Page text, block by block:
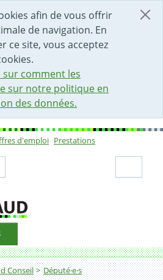
afin de vous offrir
de navigation. En
ce site, vous acceptez
comment les
sur notre politique en
des données.
DE LA PAGE
RECHERCHE
d'emploi Prestations
Conseil Député·e·s